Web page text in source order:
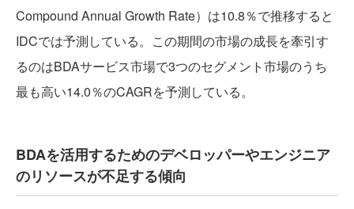
Compound Annual Growth Rate）は10.8％で推移すると
IDCでは予測している。この期間の市場の成長を牽引す
るのはBDAサービス市場で3つのセグメント市場のうち
最も高い14.0％のCAGRを予測している。
BDAを活用するためのデベロッパーやエンジニア
のリソースが不足する傾向